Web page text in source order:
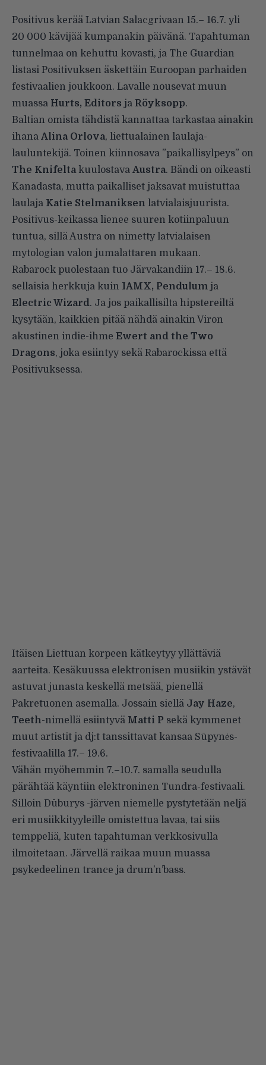
Positivus kerää Latvian Salacgrivaan 15.– 16.7. yli
20 000 kävijää kumpanakin päivänä. Tapahtuman
tunnelmaa on kehuttu kovasti, ja The Guardian
listasi Positivuksen äskettäin Euroopan parhaiden
festivaalien joukkoon. Lavalle nousevat muun
muassa Hurts, Editors ja Röyksopp.
Baltian omista tähdistä kannattaa tarkastaa ainakin
ihana Alina Orlova, liettualainen laulaja-
lauluntekijä. Toinen kiinnosava ”paikallisylpeys” on
The Knifeltakuulostava Austra. Bändi on oikeasti
Kanadasta, mutta paikalliset jaksavat muistuttaa
laulaja Katie Stelmaniksen latvialaisjuurista.
Positivus-keikassa lienee suuren kotiinpaluun
tuntua, sillä Austra on nimetty latvialaisen
mytologian valon jumalattaren mukaan.
Rabarock puolestaan tuo Järvakandiin 17.– 18.6.
sellaisia herkkuja kuin IAMX, Pendulum ja
Electric Wizard. Ja jos paikallisilta hipstereiltä
kysytään, kaikkien pitää nähdä ainakin Viron
akustinen indie-ihme Ewert and the Two
Dragons, joka esiintyy sekä Rabarockissa että
Positivuksessa.
Itäisen Liettuan korpeen kätkeytyy yllättäviä
aarteita. Kesäkuussa elektronisen musiikin ystävät
astuvat junasta keskellä metsää, pienellä
Pakretuonen asemalla. Jossain siellä Jay Haze,
Teeth-nimellä esiintyvä Matti P sekä kymmenet
muut artistit ja dj:t tanssittavat kansaa Sūpynės-
festivaalilla 17.– 19.6.
Vähän myöhemmin 7.–10.7. samalla seudulla
pärähtää käyntiin elektroninen Tundra-festivaali.
Silloin Dūburys -järven niemelle pystytetään neljä
eri musiikkityyleille omistettua lavaa, tai siis
temppeliä, kuten tapahtuman verkkosivulla
ilmoitetaan. Järvellä raikaa muun muassa
psykedeelinen trance ja drum’n’bass.